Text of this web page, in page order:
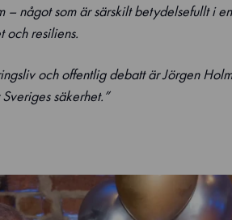
– något som är särskilt betydelsefullt i
och resiliens.
och offentlig debatt är Jörgen
säkerhet.”